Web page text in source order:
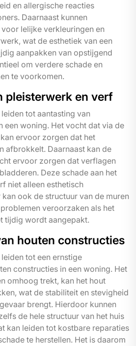
en allergische reacties
Daarnaast kunnen
lelijke verkleuringen en
wat de esthetiek van een
aanpakken van opstijgend
om verdere schade en
te voorkomen.
pleisterwerk en verf
tot aantasting van
een woning. Het vocht dat via de
ervoor zorgen dat het
afbrokkelt. Daarnaast kan de
ervoor zorgen dat verflagen
Deze schade aan het
niet alleen esthetisch
ook de structuur van de muren
veroorzaken als het
tijdig wordt aangepakt.
houten constructies
tot een ernstige
constructies in een woning. Het
omhoog trekt, kan het hout
wat de stabiliteit en stevigheid
brengt. Hierdoor kunnen
de hele structuur van het huis
kan leiden tot kostbare reparaties
te herstellen. Het is daarom